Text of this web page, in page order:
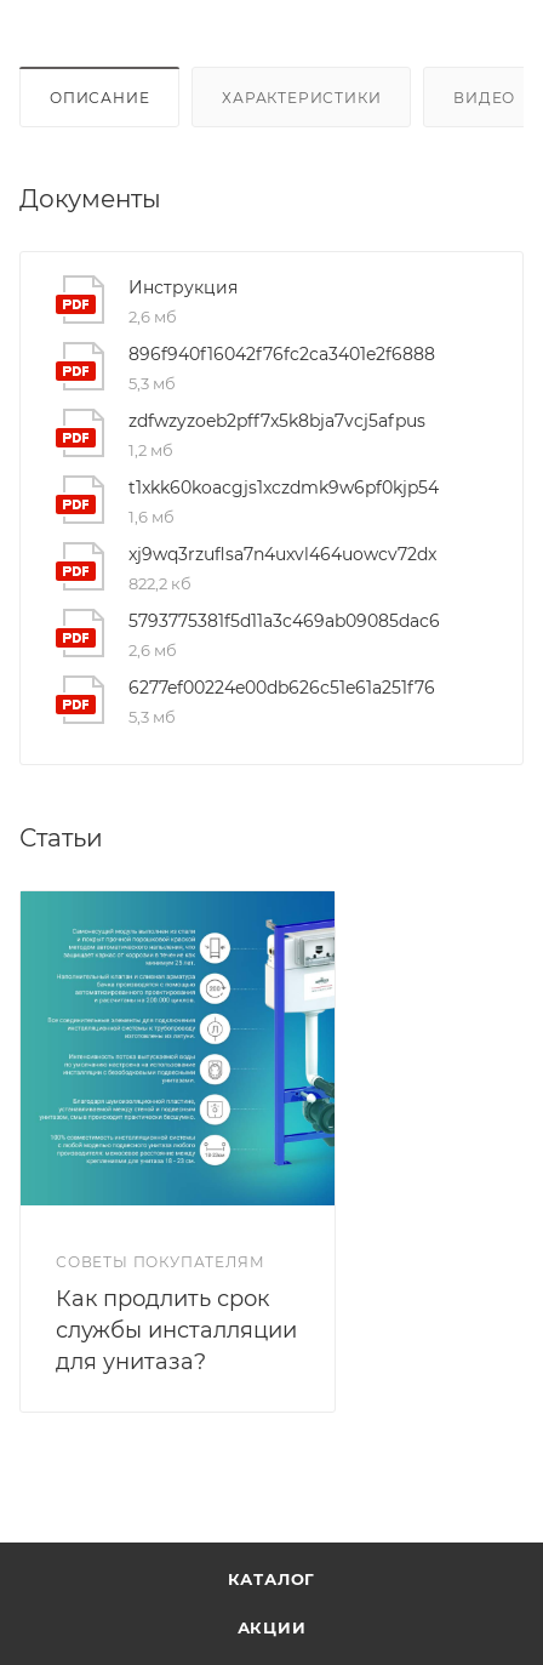
ОПИСАНИЕ ХАРАКТЕРИСТИКИ ВИДЕО
Документы
Инструкция
2,6 мб
896f940f16042f76fc2ca3401e2f6888
5,3 мб
zdfwzyzoeb2pff7x5k8bja7vcj5afpus
1,2 мб
t1xkk60koacgjs1xczdmk9w6pf0kjp54
1,6 мб
xj9wq3rzuflsa7n4uxvl464uowcv72dx
822,2 кб
5793775381f5d11a3c469ab09085dac6
2,6 мб
6277ef00224e00db626c51e61a251f76
5,3 мб
Статьи
СОВЕТЫ ПОКУПАТЕЛЯМ
Как продлить срок
службы инсталляции
для унитаза?
КАТАЛОГ
АКЦИИ